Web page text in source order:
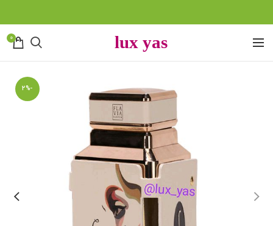
0
-2%